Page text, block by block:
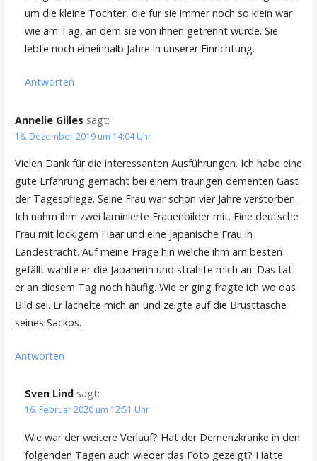
um die kleine Tochter, die für sie immer noch so klein war
wie am Tag, an dem sie von ihnen getrennt wurde. Sie
lebte noch eineinhalb Jahre in unserer Einrichtung.
Antworten
Annelie Gilles sagt:
18. Dezember 2019 um 14:04 Uhr
Vielen Dank für die interessanten Ausführungen. Ich habe eine
gute Erfahrung gemacht bei einem traurigen dementen Gast
der Tagespflege. Seine Frau war schon vier Jahre verstorben.
Ich nahm ihm zwei laminierte Frauenbilder mit. Eine deutsche
Frau mit lockigem Haar und eine japanische Frau in
Landestracht. Auf meine Frage hin welche ihm am besten
gefällt wählte er die Japanerin und strahlte mich an. Das tat
er an diesem Tag noch häufig. Wie er ging fragte ich wo das
Bild sei. Er lächelte mich an und zeigte auf die Brusttasche
seines Sackos.
Antworten
Sven Lind sagt:
16. Februar 2020 um 12:51 Uhr
Wie war der weitere Verlauf? Hat der Demenzkranke in den
folgenden Tagen auch wieder das Foto gezeigt? Hatte